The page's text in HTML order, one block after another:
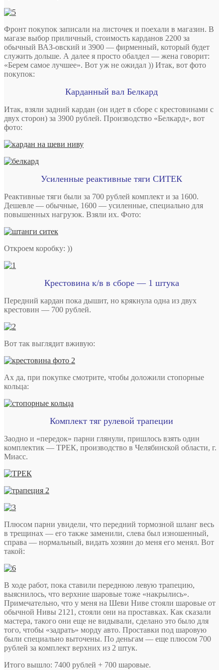
Фронт покупок записали на листочек и поехали в магазин. В
магазе выбор приличный, стоимость карданов 2200 за
обычный ВАЗ-овский и 3900 — фирменный, который будет
служить дольше. А далее я просто обалдел — жена говорит:
«Берем самое лучшее». Вот уж не ожидал )) Итак, вот фото
покупок:
Карданный вал Белкард
Итак, взяли задний кардан (он идет в сборе с крестовинами с
двух сторон) за 3900 рублей. Производство «Белкард», вот
фото:
Усиленные реактивные тяги СИТЕК
Реактивные тяги были за 700 рублей комплект и за 1600.
Дешевле — обычные, 1600 — усиленные, специально для
повышенных нагрузок. Взяли их. Фото:
Откроем коробку: ))
Крестовина к/в в сборе — 1 штука
Передний кардан пока дышит, но крякнула одна из двух
крестовин — 700 рублей.
Вот так выглядит вживую:
Ах да, при покупке смотрите, чтобы доложили стопорные
кольца:
Комплект тяг рулевой трапеции
Заодно и «передок» парни глянули, пришлось взять один
комплектик — ТРЕК, производство в Челябинской области, г.
Миасс.
Плюсом парни увидели, что передний тормозной шланг весь
в трещинах — его также заменили, слева был изношенный,
справа — нормальный, видать хозяин до меня его менял. Вот
такой:
В ходе работ, пока ставили переднюю левую трапецию,
выяснилось, что верхние шаровые тоже «накрылись».
Примечательно, что у меня на Шеви Ниве стояли шаровые от
обычной Нивы 2121, стояли они на проставках. Как сказали
мастера, такого они еще не видывали, сделано это было для
того, чтобы «задрать» морду авто. Проставки под шаровую
были специально выточены. По деньгам — еще плюсом 700
рублей за комплект верхних из 2 штук.
Итого вышло: 7400 рублей + 700 шаровые.